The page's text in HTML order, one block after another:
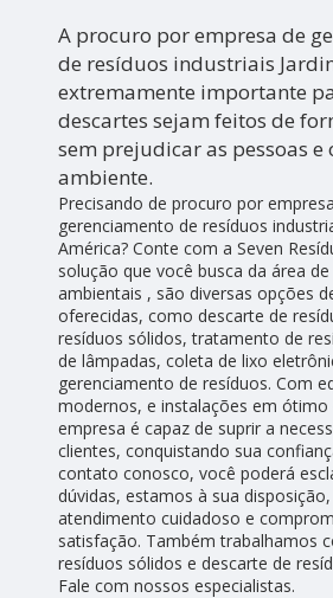
A procuro por empresa de
de resíduos industriais
extremamente importante
descartes sejam feitos de
sem prejudicar as pessoas e
ambiente.
Precisando de procuro por
gerenciamento de resíduos
América? Conte com a Seven
solução que você busca da área
ambientais , são diversas opções
oferecidas, como descarte de
resíduos sólidos, tratamento de
de lâmpadas, coleta de lixo
gerenciamento de resíduos. Com
modernos, e instalações em ótimo
empresa é capaz de suprir a
clientes, conquistando sua
contato conosco, você poderá
dúvidas, estamos à sua
atendimento cuidadoso e
satisfação. Também trabalhamos
resíduos sólidos e descarte de
Fale com nossos especialistas.